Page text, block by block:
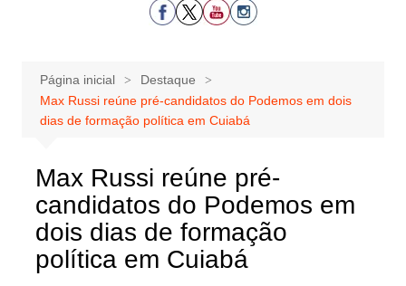
Página inicial
Destaque
Max Russi reúne pré-candidatos do Podemos em dois
dias de formação política em Cuiabá
Max Russi reúne pré-
candidatos do Podemos em
dois dias de formação
política em Cuiabá